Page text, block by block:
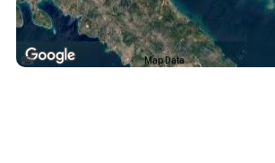
Map Data